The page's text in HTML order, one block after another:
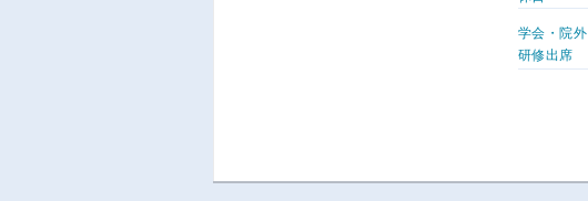
学会・院外
研修出席